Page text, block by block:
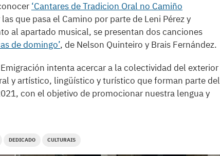
‘Cantares de Tradicion Oral no Camiño
que pasa el Camino por parte de Leni Pérez y
al apartado musical, se presentan dos canciones
de domingo’, de Nelson Quinteiro y Brais Fernández.
intenta acercar a la colectividad del exterior
y artístico, lingüístico y turístico que forman parte del
con el objetivo de promocionar nuestra lengua y
DEDICADO CULTURAIS